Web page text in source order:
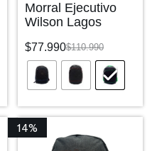
Morral Ejecutivo
Wilson Lagos
$110.990
$77.990
14%